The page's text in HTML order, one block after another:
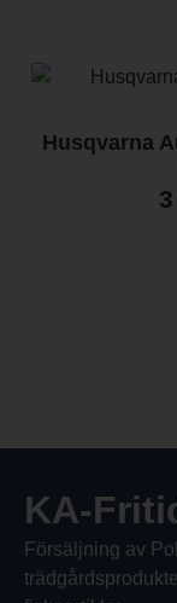
Husqvarna
KA-
Försäljning av